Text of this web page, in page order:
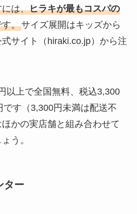
は、ヒラキが最もコスパの
す。サイズ展開はキッズから
サイト（hiraki.co.jp）から注
以上で全国無料、税込3,300
です（3,300円未満は配送不
かの実店舗と組み合わせて
う。
ター